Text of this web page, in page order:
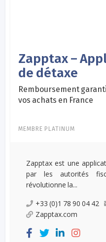
Zapptax –
de détaxe
Remboursement
vos achats en France
MEMBRE PLATINUM
Zapptax est une
par les autorités
révolutionne la...
+33 (0)1 78 90 04 42
Zapptax.com